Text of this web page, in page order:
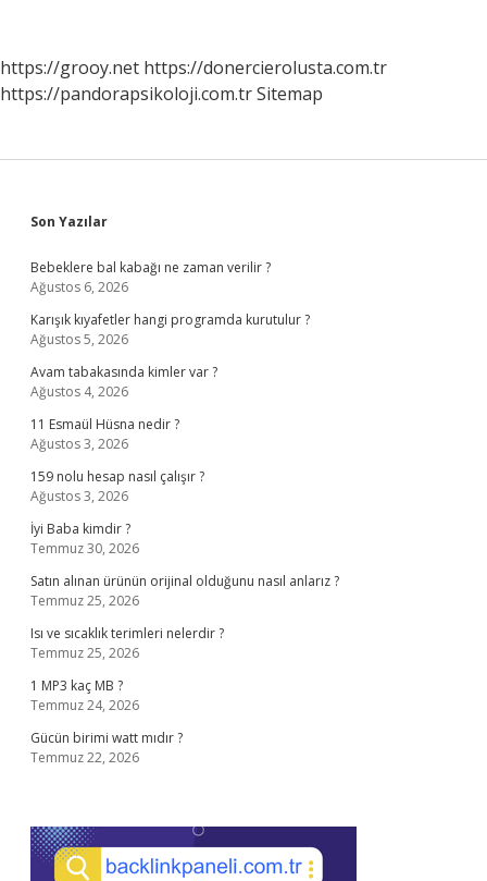
https://grooy.net https://donercierolusta.com.tr
https://pandorapsikoloji.com.trSitemap
Sidebar
Son Yazılar
Bebeklere bal kabağı ne zaman verilir ?
Ağustos 6, 2026
Karışık kıyafetler hangi programda kurutulur ?
Ağustos 5, 2026
Avam tabakasında kimler var ?
Ağustos 4, 2026
11 Esmaül Hüsna nedir ?
Ağustos 3, 2026
159 nolu hesap nasıl çalışır ?
Ağustos 3, 2026
İyi Baba kimdir ?
Temmuz 30, 2026
Satın alınan ürünün orijinal olduğunu nasıl anlarız ?
Temmuz 25, 2026
Isı ve sıcaklık terimleri nelerdir ?
Temmuz 25, 2026
1 MP3 kaç MB ?
Temmuz 24, 2026
Gücün birimi watt mıdır ?
Temmuz 22, 2026